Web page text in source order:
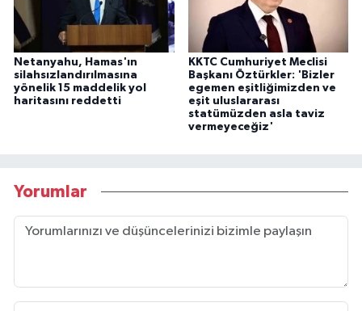
Netanyahu, Hamas'ın
silahsızlandırılmasına
yönelik 15 maddelik yol
haritasını reddetti
KKTC Cumhuriyet Meclisi
Başkanı Öztürkler: 'Bizler
egemen eşitliğimizden ve
eşit uluslararası
statümüzden asla taviz
vermeyeceğiz'
Yorumlar